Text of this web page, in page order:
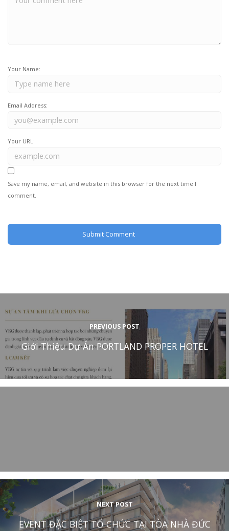
Your Name:
Email Address:
Your URL:
Save my name, email, and website in this browser for the next time I
comment.
PREVIOUS POST
Giới Thiệu Dự Án PORTLAND PROPER HOTEL
NEXT POST
EVENT ĐẶC BIỆT TỔ CHỨC TẠI TÒA NHÀ ĐỨC